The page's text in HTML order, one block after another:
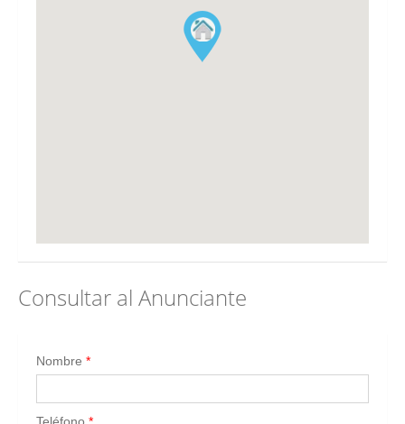
Consultar al Anunciante
Nombre *